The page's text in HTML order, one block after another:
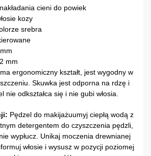
cieni do powiek
kozy
srebra
mm
ergonomiczny kształt, jest wygodny w
Skuwka jest odporna na rdzę i
nie odkształca się i nie gubi włosia.
Pędzel do makijażuumyj ciepłą wodą z
detergentem do czyszczenia pędzli,
wypłucz. Unikaj moczenia drewnianej
włosie i wysusz w pozycji poziomej